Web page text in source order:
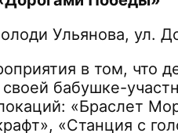
Ульянова, ул.
в том, что
бабушке-
«Браслет
«Станция с